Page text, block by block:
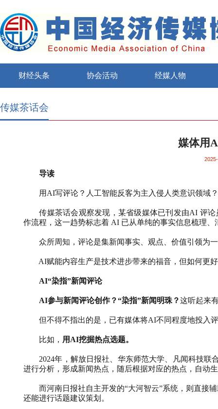
财经头条 协会活动 经媒人物
传媒茶话会
媒体用
导读
用 AI写评论？人工智能反客为主入侵人类意识领域？
传媒茶话会观察发现，某省级媒体已刊发由AI 评论
作流程，这一趋势标志着AI 已从单纯的事实信息梳理
众所周知，评论是集新闻事实、观点、价值引领为
AI赋能内容生产是技术进步带来的福音，但如何更
AI“染指”新闻评论
AI参与新闻评论创作？“染指”新闻明珠？这听起来
但不得不指出的是，已有媒体将AI不同程度地投入
比如， 用 AI挖掘热点选题。
2024年，解放日报社、华东师范大学、凡闻科技联
进行分析，形成新闻热点，随后根据对应的热点，自动
而河南日报社自主开发的“大河智云”系统，则直接
还能进行话题建议策划。